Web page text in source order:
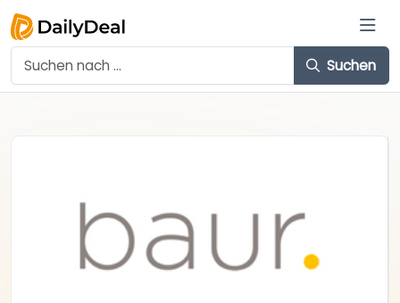
Suchen